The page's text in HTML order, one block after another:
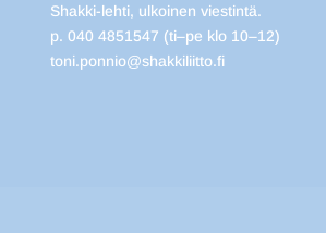
Shakki-lehti, ulkoinen viestintä.
p. 040 4851547 (ti–pe klo 10–12)
toni.ponnio@shakkiliitto.fi